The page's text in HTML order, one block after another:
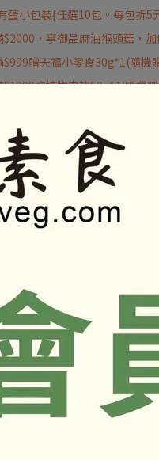
蛋小包裝{任選10包。每包折5
$2000，享御品麻油猴頭菇，
$999贈天福小零食30g*1(隨機
$1999贈植物肉乾50g*1(隨機
加入購物車
最愛